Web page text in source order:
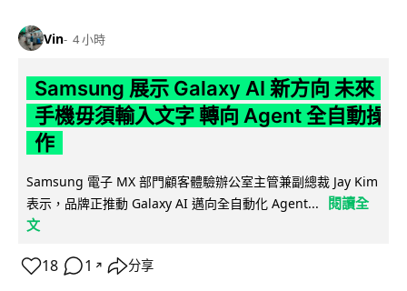
Vin 4 小時
Samsung 展示 Galaxy AI 新方向 未來
手機毋須輸入文字 轉向 Agent 全自動操
作
Samsung 電子 MX 部門顧客體驗辦公室主管兼副總裁 Jay Kim
表示，品牌正推動 Galaxy AI 邁向全自動化 Agent...
閱讀全
文
18 1 ↗ 分享